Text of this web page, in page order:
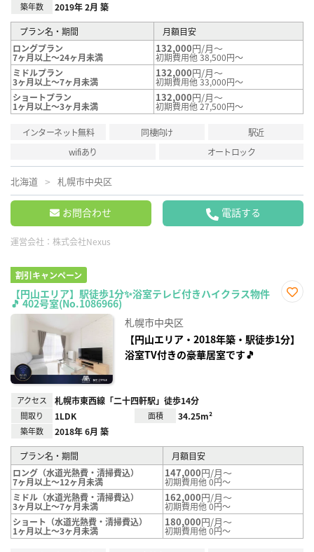
築年数 2019年 2月 築
プラン名・期間
月額目安
ロングプラン
7ヶ月以上～24ヶ月未満
132,000円/月～
初期費用他 38,500円～
ミドルプラン
3ヶ月以上～7ヶ月未満
132,000円/月～
初期費用他 33,000円～
ショートプラン
1ヶ月以上～3ヶ月未満
132,000円/月～
初期費用他 27,500円～
インターネット無料 同棲向け
駅近
wifiあり
オートロック
北海道 札幌市中央区
お問合わせ 電話する
運営会社： 株式会社Nexus
割引キャンペーン
【円山エリア】駅徒歩1分✨浴室テレビ付きハイクラス物件
🎵 402号室(No.1086966)
録
札幌市中央区
【円山エリア・2018年築・駅徒歩1分】
浴室TV付きの豪華居室です🎵
アクセス 札幌市東西線「二十四軒駅」徒歩14分
間取り 1LDK 面積 34.25m²
築年数 2018年 6月 築
プラン名・期間
月額目安
ロング（水道光熱費・清掃費込）
7ヶ月以上～12ヶ月未満
147,000円/月～
初期費用他 0円～
ミドル（水道光熱費・清掃費込）
3ヶ月以上～7ヶ月未満
162,000円/月～
初期費用他 0円～
ショート（水道光熱費・清掃費込）
1ヶ月以上～3ヶ月未満
180,000円/月～
初期費用他 0円～